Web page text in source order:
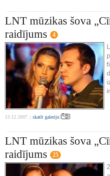
LNT mūzikas šova
raidījums
4
13.12.2007. | skatīt galeriju
LNT mūzikas šova
raidījums
25